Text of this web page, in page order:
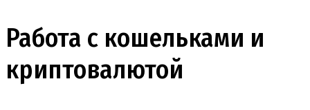
Работа с кошельками и
криптовалютой